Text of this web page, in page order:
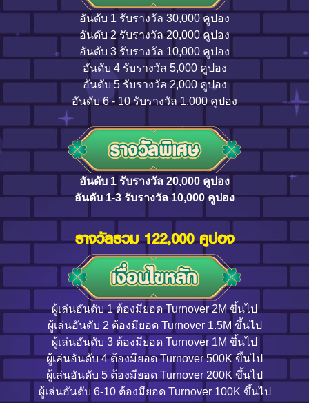
อันดับ 1 รับรางวัล 30,000 คูปอง
อันดับ 2 รับรางวัล 20,000 คูปอง
อันดับ 3 รับรางวัล 10,000 คูปอง
อันดับ 4 รับรางวัล 5,000 คูปอง
อันดับ 5 รับรางวัล 2,000 คูปอง
อันดับ 6 - 10 รับรางวัล 1,000 คูปอง
อันดับ 1 รับรางวัล 20,000 คูปอง
อันดับ 1-3 รับรางวัล 10,000 คูปอง
รางวัลรวม 122,000 คูปอง
ผู้เล่นอันดับ 1 ต้องมียอด Turnover 2M ขึ้นไป
ผู้เล่นอันดับ 2 ต้องมียอด Turnover 1.5M ขึ้นไป
ผู้เล่นอันดับ 3 ต้องมียอด Turnover 1M ขึ้นไป
ผู้เล่นอันดับ 4 ต้องมียอด Turnover 500K ขึ้นไป
ผู้เล่นอันดับ 5 ต้องมียอด Turnover 200K ขึ้นไป
ผู้เล่นอันดับ 6-10 ต้องมียอด Turnover 100K ขึ้นไป